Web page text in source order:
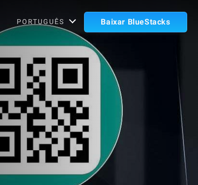
PORTUGUÊS Baixar BlueStacks